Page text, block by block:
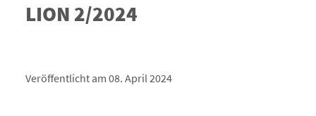
LION 2/2024
Veröffentlicht am 08. April 2024